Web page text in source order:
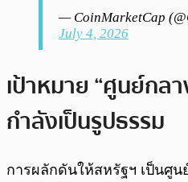
— CoinMarketCap
July 4, 2026
เป้าหมาย “ศูนย์กล
กำลังเป็นรูปธรรม
การผลักดันให้สหรัฐฯ เป็นศูน